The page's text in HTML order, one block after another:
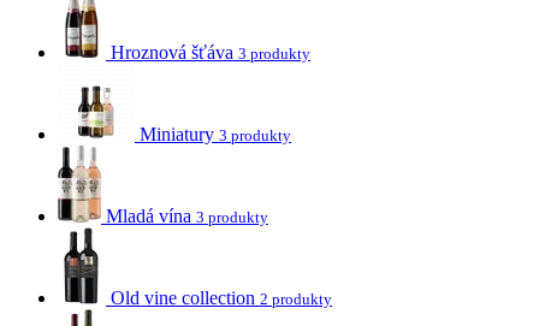
Hroznová šťáva 3 produkty
Miniatury 3 produkty
Mladá vína 3 produkty
Old vine collection 2 produkty